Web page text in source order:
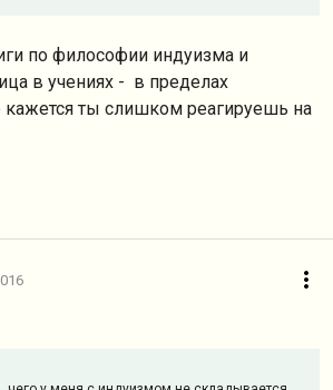
по философии индуизма и
в учениях - в пределах
ты слишком реагируешь на